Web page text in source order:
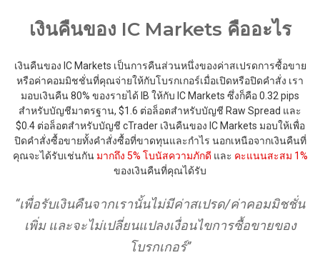
เงินคืนของ IC Markets คืออะไร
เงินคืนของ IC Markets เป็นการคืนส่วนหนึ่งของค่าสเปรดการซื้อขาย
หรือค่าคอมมิชชั่นที่คุณจ่ายให้กับโบรกเกอร์เมื่อเปิดหรือปิดคำสั่ง เรา
มอบเงินคืน 80% ของรายได้ IB ให้กับ IC Markets ซึ่งก็คือ 0.32 pips
สำหรับบัญชีมาตรฐาน, $1.6 ต่อล็อตสำหรับบัญชี Raw Spread และ
$0.4 ต่อล็อตสำหรับบัญชี cTrader เงินคืนของ IC Markets มอบให้เพื่อ
ปิดคำสั่งซื้อขายทั้งคำสั่งซื้อที่ขาดทุนและกำไร นอกเหนือจากเงินคืนที่
คุณจะได้รับเช่นกันมากถึง 5% โบนัสความภักดี และ คะแนนสะสม 1%
ของเงินคืนที่คุณได้รับ
“เพื่อรับเงินคืนจากเรานั้นไม่มีค่าสเปรด/ค่าคอมมิชชั่น
เพิ่ม และจะไม่เปลี่ยนแปลงเงื่อนไขการซื้อขายของ
โบรกเกอร์”